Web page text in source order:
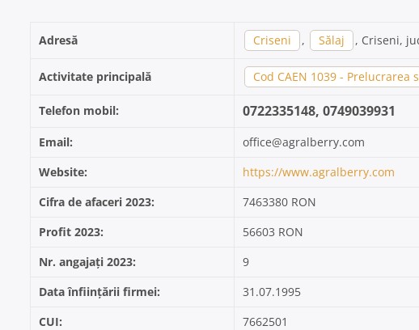
Adresă Criseni , Sălaj , Criseni,
Activitate principală Cod CAEN 1039 -
Telefon mobil: 0722335148, 0749039931
Email:
office@agralberry.com
Website:
https://www.agralberry.com
Cifra de afaceri 2023:
7463380 RON
Profit 2023:
56603 RON
Nr. angajați 2023:
9
Data înființării firmei:
31.07.1995
CUI:
7662501